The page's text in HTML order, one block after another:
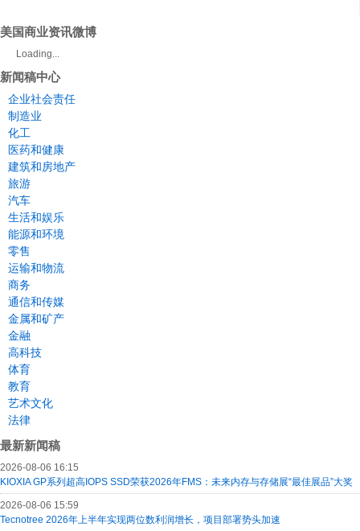
美国商业资讯微博
Loading...
新闻稿中心
企业社会责任
制造业
化工
医药和健康
建筑和房地产
旅游
汽车
生活和娱乐
能源和环境
零售
运输和物流
商务
通信和传媒
金属和矿产
金融
高科技
体育
教育
艺术文化
法律
最新新闻稿
2026-08-06 16:15
KIOXIA GP系列超高IOPS SSD荣获2026年FMS：未来内存与存储展“最佳展品”大奖
2026-08-06 15:59
Tecnotree 2026年上半年实现两位数利润增长，项目部署势头加速